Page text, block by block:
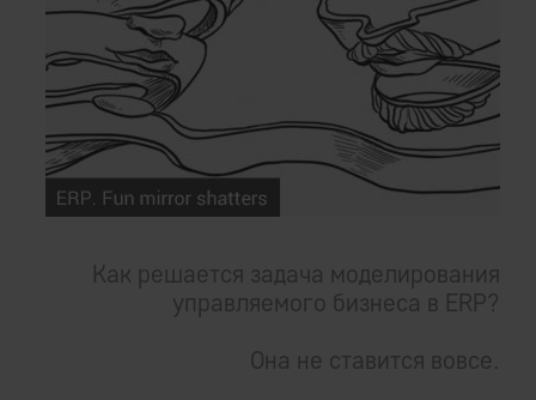
Как решается задача моделирования
управляемого бизнеса в ERP?
Она не ставится вовсе.